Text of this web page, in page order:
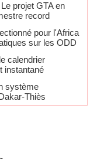
projet GTA en
record
pour l'Africa
sur les ODD
calendrier
instantané
système
Thiès